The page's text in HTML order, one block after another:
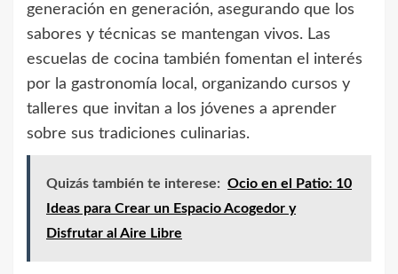
generación en generación, asegurando que los
sabores y técnicas se mantengan vivos. Las
escuelas de cocina también fomentan el interés
por la gastronomía local, organizando cursos y
talleres que invitan a los jóvenes a aprender
sobre sus tradiciones culinarias.
Quizás también te interese: Ocio en el Patio: 10
Ideas para Crear un Espacio Acogedor y
Disfrutar al Aire Libre